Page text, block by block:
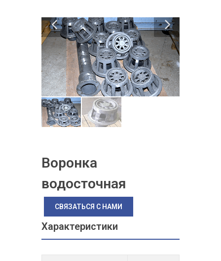
Воронка
водосточная
СВЯЗАТЬСЯ С НАМИ
Характеристики